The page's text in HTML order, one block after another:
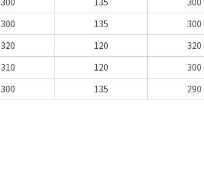
300 135 300
320 120 320
310 120 300
300 135 290